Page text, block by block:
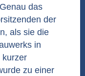
das
der
als sie die
in
kurzer
zu einer